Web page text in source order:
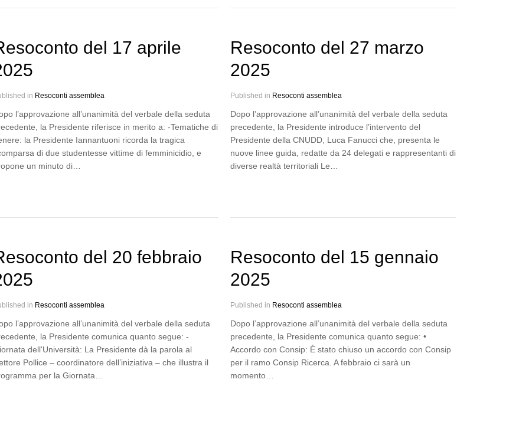
del 17 aprile
in Resoconti assemblea
l’approvazione all’unanimità del verbale della seduta
la Presidente riferisce in merito a: -Tematiche di
la Presidente Iannantuoni ricorda la tragica
di due studentesse vittime di femminicidio, e
un minuto di…
Resoconto del 27 marzo
2025
Published in Resoconti assemblea
Dopo l’approvazione all’unanimità del verbale della seduta
precedente, la Presidente introduce l’intervento del
Presidente della CNUDD, Luca Fanucci che, presenta le
nuove linee guida, redatte da 24 delegati e rappresentanti di
diverse realtà territoriali Le…
del 20 febbraio
in Resoconti assemblea
l’approvazione all’unanimità del verbale della seduta
la Presidente comunica quanto segue: -
dell'Università: La Presidente dà la parola al
Pollice – coordinatore dell’iniziativa – che illustra il
per la Giornata…
Resoconto del 15 gennaio
2025
Published in Resoconti assemblea
Dopo l’approvazione all’unanimità del verbale della seduta
precedente, la Presidente comunica quanto segue: •
Accordo con Consip: È stato chiuso un accordo con Consip
per il ramo Consip Ricerca. A febbraio ci sarà un
momento…